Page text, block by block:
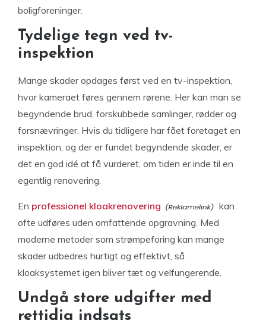
boligforeninger.
Tydelige tegn ved tv-
inspektion
Mange skader opdages først ved en tv-inspektion,
hvor kameraet føres gennem rørene. Her kan man se
begyndende brud, forskubbede samlinger, rødder og
forsnævringer. Hvis du tidligere har fået foretaget en
inspektion, og der er fundet begyndende skader, er
det en god idé at få vurderet, om tiden er inde til en
egentlig renovering.
En professionel kloakrenovering
kan
ofte udføres uden omfattende opgravning. Med
moderne metoder som strømpeforing kan mange
skader udbedres hurtigt og effektivt, så
kloaksystemet igen bliver tæt og velfungerende.
Undgå store udgifter med
rettidig indsats